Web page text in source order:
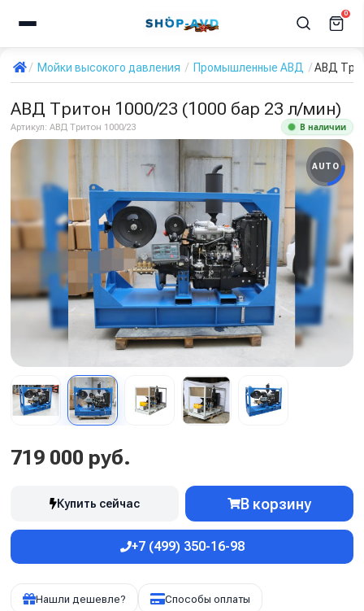
0
Мойки высокого давления Промышленные АВД АВД
АВД Тритон 1000/23 (1000 бар 23 л/мин)
Артикул: АВД Тритон 1000/23 В наличии
AUTO
719 000 руб.
Купить сейчас В корзину
+7 (499) 350-16-98
Нашли дешевле? Способы оплаты